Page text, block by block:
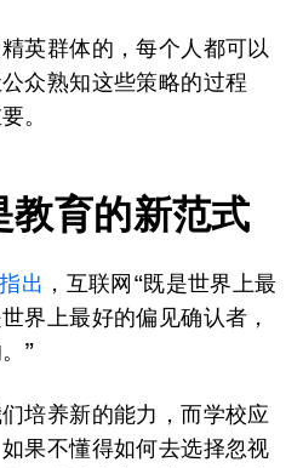
英群体的，每个人都可以
众熟知这些策略的过程
。
教育的新范式
指出 ，互联网“既是世界上最
界上最好的偏见确认者，
”
培养新的能力，而学校应
果不懂得如何去选择忽视